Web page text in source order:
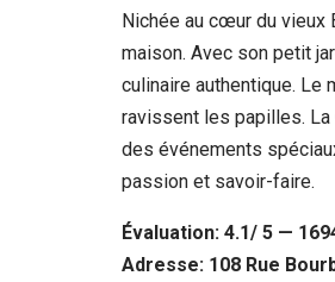
Nichée au cœur du vieux
maison. Avec son petit
culinaire authentique.
ravissent les papilles.
des événements
passion et savoir-faire.
Évaluation: 4.1/ 5 —
Adresse: 108 Rue